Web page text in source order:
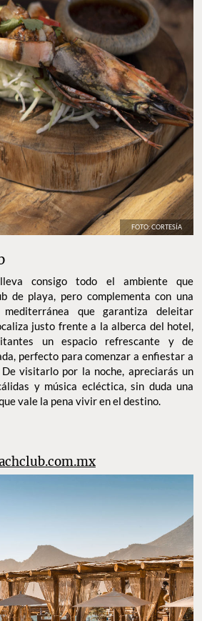
FOTO: CORTESÍA
consigo todo el ambiente que
de playa, pero complementa con una
que garantiza deleitar
justo frente a la alberca del hotel,
un espacio refrescante y de
perfecto para comenzar a enfiestar a
visitarlo por la noche, apreciarás un
y música ecléctica, sin duda una
vale la pena vivir en el destino.